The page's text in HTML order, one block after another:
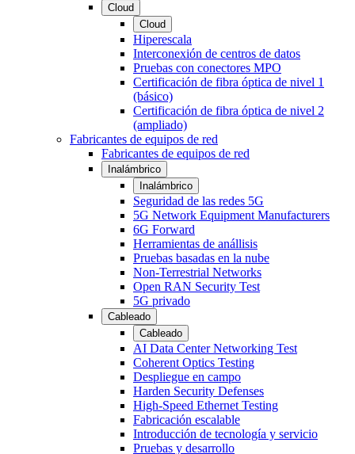
Cloud
Cloud
Hiperescala
Interconexión de centros de datos
Pruebas con conectores MPO
Certificación de fibra óptica de nivel 1
(básico)
Certificación de fibra óptica de nivel 2
(ampliado)
Fabricantes de equipos de red
Fabricantes de equipos de red
Inalámbrico
Inalámbrico
Seguridad de las redes 5G
5G Network Equipment Manufacturers
6G Forward
Herramientas de anállisis
Pruebas basadas en la nube
Non-Terrestrial Networks
Open RAN Security Test
5G privado
Cableado
Cableado
AI Data Center Networking Test
Coherent Optics Testing
Despliegue en campo
Harden Security Defenses
High-Speed Ethernet Testing
Fabricación escalable
Introducción de tecnología y servicio
Pruebas y desarrollo